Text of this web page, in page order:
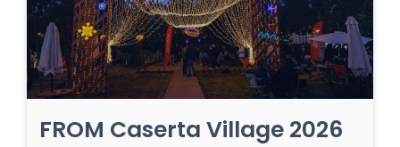
FROM Caserta Village 2026